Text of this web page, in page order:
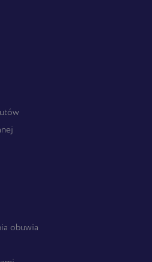
obuwia